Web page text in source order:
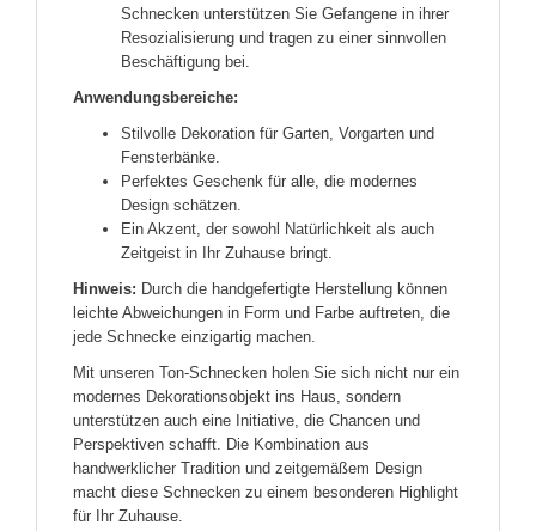
Schnecken unterstützen Sie Gefangene in ihrer
Resozialisierung und tragen zu einer sinnvollen
Beschäftigung bei.
Anwendungsbereiche:
Stilvolle Dekoration für Garten, Vorgarten und
Fensterbänke.
Perfektes Geschenk für alle, die modernes
Design schätzen.
Ein Akzent, der sowohl Natürlichkeit als auch
Zeitgeist in Ihr Zuhause bringt.
Hinweis: Durch die handgefertigte Herstellung können
leichte Abweichungen in Form und Farbe auftreten, die
jede Schnecke einzigartig machen.
Mit unseren Ton-Schnecken holen Sie sich nicht nur ein
modernes Dekorationsobjekt ins Haus, sondern
unterstützen auch eine Initiative, die Chancen und
Perspektiven schafft. Die Kombination aus
handwerklicher Tradition und zeitgemäßem Design
macht diese Schnecken zu einem besonderen Highlight
für Ihr Zuhause.